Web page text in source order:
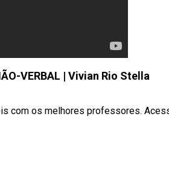
VERBAL | Vivian Rio Stella
com os melhores professores.